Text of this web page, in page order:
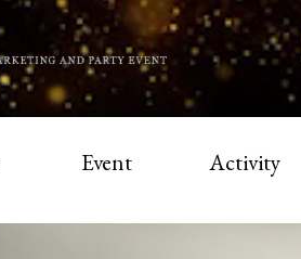
Event Activity